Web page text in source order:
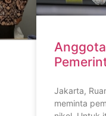
Jakarta,
meminta